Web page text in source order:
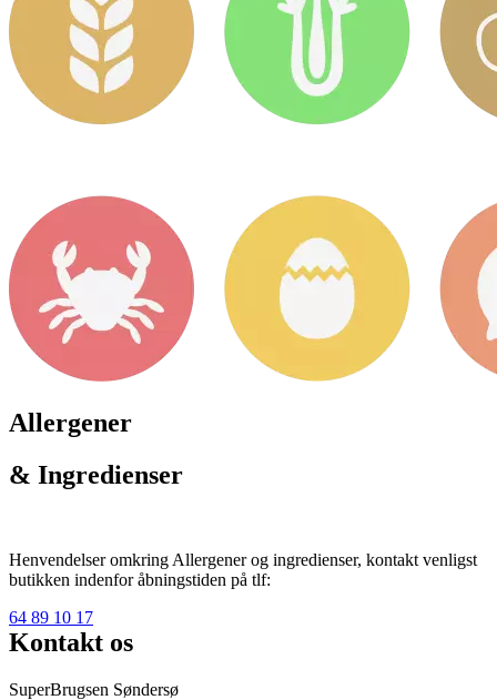
Allergener
& Ingredienser
Henvendelser omkring Allergener og ingredienser, kontakt venligst
butikken indenfor åbningstiden på tlf:
64 89 10 17
Kontakt os
SuperBrugsen Søndersø